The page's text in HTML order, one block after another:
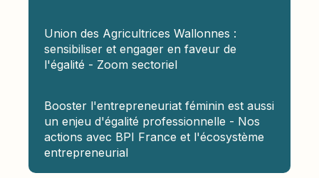
Union des Agricultrices Wallonnes :
sensibiliser et engager en faveur de
l'égalité - Zoom sectoriel
Booster l'entrepreneuriat féminin est aussi
un enjeu d'égalité professionnelle - Nos
actions avec BPI France et l'écosystème
entrepreneurial